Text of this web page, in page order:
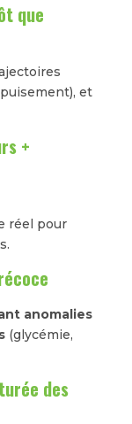
que
et
+
réel pour
anomalies
(glycémie,
des